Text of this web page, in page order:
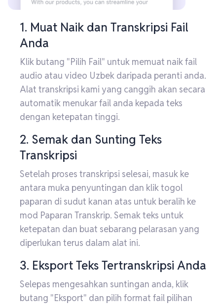
1. Muat Naik dan Transkripsi Fail
Anda
Klik butang "Pilih Fail" untuk memuat naik fail
audio atau video Uzbek daripada peranti anda.
Alat transkripsi kami yang canggih akan secara
automatik menukar fail anda kepada teks
dengan ketepatan tinggi.
2. Semak dan Sunting Teks
Transkripsi
Setelah proses transkripsi selesai, masuk ke
antara muka penyuntingan dan klik togol
paparan di sudut kanan atas untuk beralih ke
mod Paparan Transkrip. Semak teks untuk
ketepatan dan buat sebarang pelarasan yang
diperlukan terus dalam alat ini.
3. Eksport Teks Tertranskripsi Anda
Selepas mengesahkan suntingan anda, klik
butang "Eksport" dan pilih format fail pilihan